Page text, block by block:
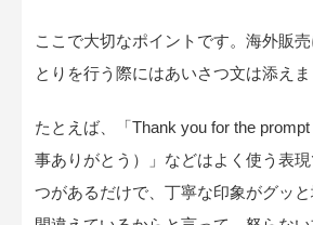
ここで大切なポイントです。海外販
とりを行う際にはあいさつ文は添えま
たとえば、「Thank you for the
事ありがとう）」などはよく使う表
つがあるだけで、丁寧な印象がグッ